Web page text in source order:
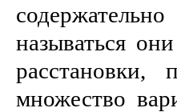
называться
расстановки,
множество